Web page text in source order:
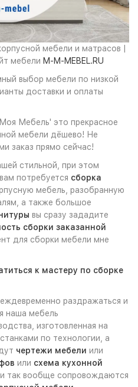
мебели и матрасов |
мебели M-M-MEBEL.RU
выбор мебели по низкой
доставки и оплаты
Мебель' это прекрасное
мебели дёшево! Не
заказ прямо сейчас!
стильной, при этом
потребуется сборка
мебель, разобранную
а также большое
вы сразу зададите
сборки заказанной
для сборки мебели мне
к мастеру по сборке
раздражаться и
наша мебель
изготовленная на
по технологии, а
чертежи мебели или
или схема кухонной
так вообще сопровождаются